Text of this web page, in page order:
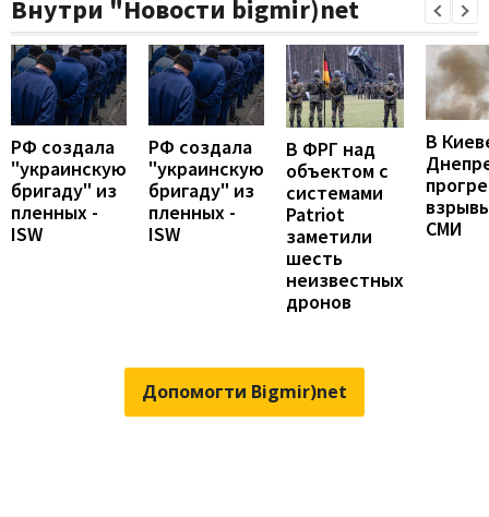
Внутри "Новости bigmir)net
РФ создала
"украинскую
бригаду" из
пленных -
ISW
РФ создала
"украинскую
бригаду" из
пленных -
ISW
В ФРГ над
объектом с
системами
Patriot
заметили
шесть
неизвестных
дронов
В
СМИ
Допомогти Bigmir)net